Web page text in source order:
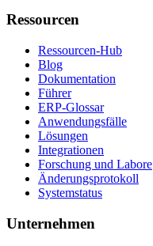
Ressourcen
Ressourcen-Hub
Blog
Dokumentation
Führer
ERP-Glossar
Anwendungsfälle
Lösungen
Integrationen
Forschung und Labore
Änderungsprotokoll
Systemstatus
Unternehmen